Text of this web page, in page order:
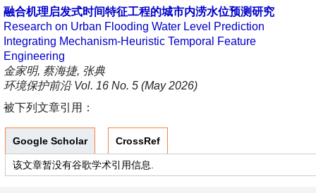
融合机理启发式时间特征工程的城市内涝水位预测研究
Research on Urban Flooding Water Level Prediction
Integrating Mechanism-Heuristic Temporal Feature
Engineering
金家明, 蔡海捷, 张典
环境保护前沿 Vol. 16 No. 5 (May 2026)
被下列文章引用：
Google Scholar CrossRef
该文章暂没有谷歌学术引用信息.